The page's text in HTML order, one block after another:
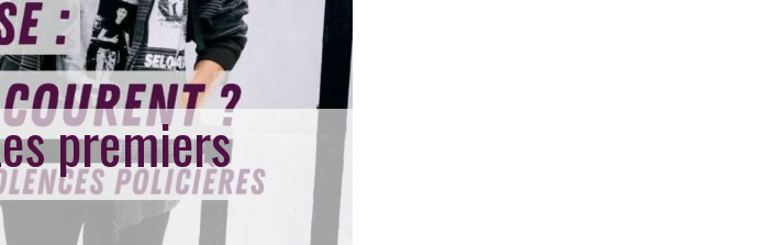
premiers